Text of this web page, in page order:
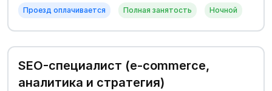
Проезд оплачивается Полная занятость Ночной
SEO-специалист (e-commerce,
аналитика и стратегия)